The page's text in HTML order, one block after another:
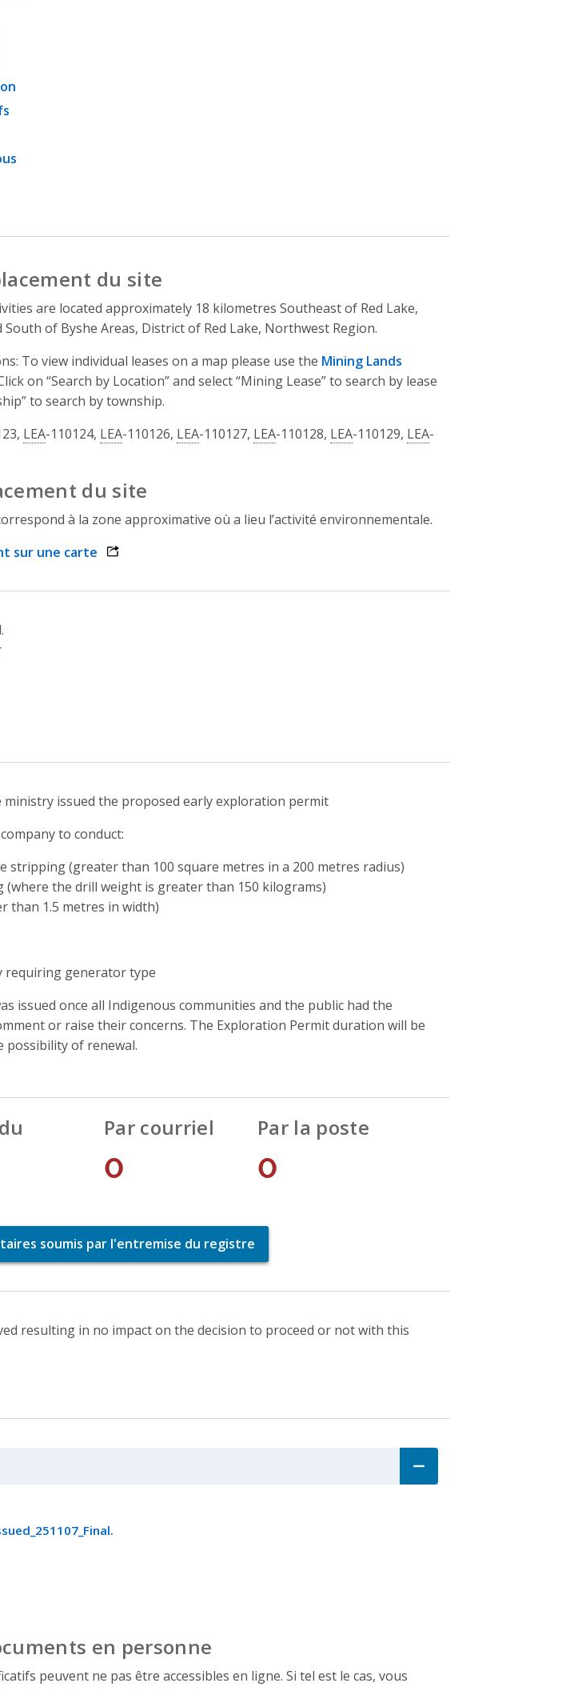
du site
are located approximately 18 kilometres Southeast of Red Lake,
of Byshe Areas, District of Red Lake, Northwest Region.
To view individual leases on a map please use the Mining Lands
on “Search by Location” and select “Mining Lease” to search by lease
to search by township.
LEA-110124, LEA-110126, LEA-110127, LEA-110128, LEA-110129, LEA-
du site
à la zone approximative où a lieu l’activité environnementale.
sur une carte opens link in a new window
ministry issued the proposed early exploration permit
to conduct:
stripping (greater than 100 square metres in a 200 metres radius)
(where the drill weight is greater than 150 kilograms)
than 1.5 metres in width)
requiring generator type
issued once all Indigenous communities and the public had the
or raise their concerns. The Exploration Permit duration will be
possibility of renewal.
Par courriel
0
Par la poste
0
soumis par l'entremise du registre
resulting in no impact on the decision to proceed or not with this
en personne
peuvent ne pas être accessibles en ligne. Si tel est le cas, vous